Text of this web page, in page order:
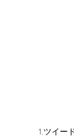
1.ツイー